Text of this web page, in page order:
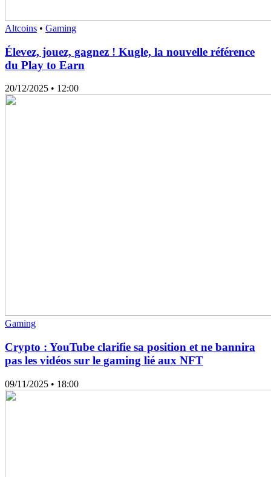
Altcoins • Gaming
Élevez, jouez, gagnez ! Kugle, la nouvelle référence
du Play to Earn
20/12/2025 • 12:00
Gaming
Crypto : YouTube clarifie sa position et ne bannira
pas les vidéos sur le gaming lié aux NFT
09/11/2025 • 18:00